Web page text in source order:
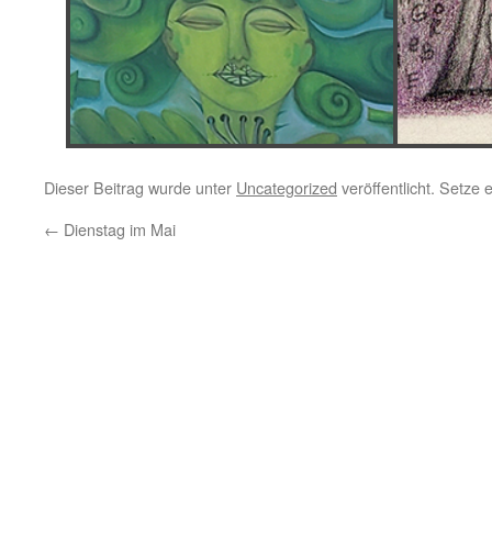
Dieser Beitrag wurde unter Uncategorized veröffentlicht. Setze
← Dienstag im Mai